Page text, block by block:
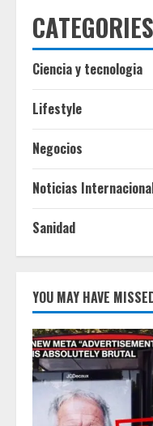
CATEGORIES
Ciencia y tecnologia
Lifestyle
Negocios
Noticias
Sanidad
YOU MAY HAVE